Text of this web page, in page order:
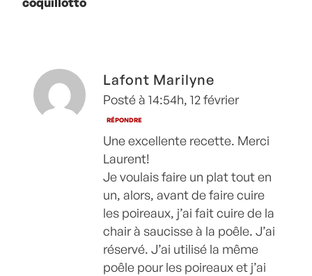
Lafont Marilyne
Posté à 14:54h, 12 février
RÉPONDRE
Une excellente recette. Merci
Laurent!
Je voulais faire un plat tout en
un, alors, avant de faire cuire
les poireaux, j’ai fait cuire de la
chair à saucisse à la poêle. J’ai
réservé. J’ai utilisé la même
poêle pour les poireaux et j’ai